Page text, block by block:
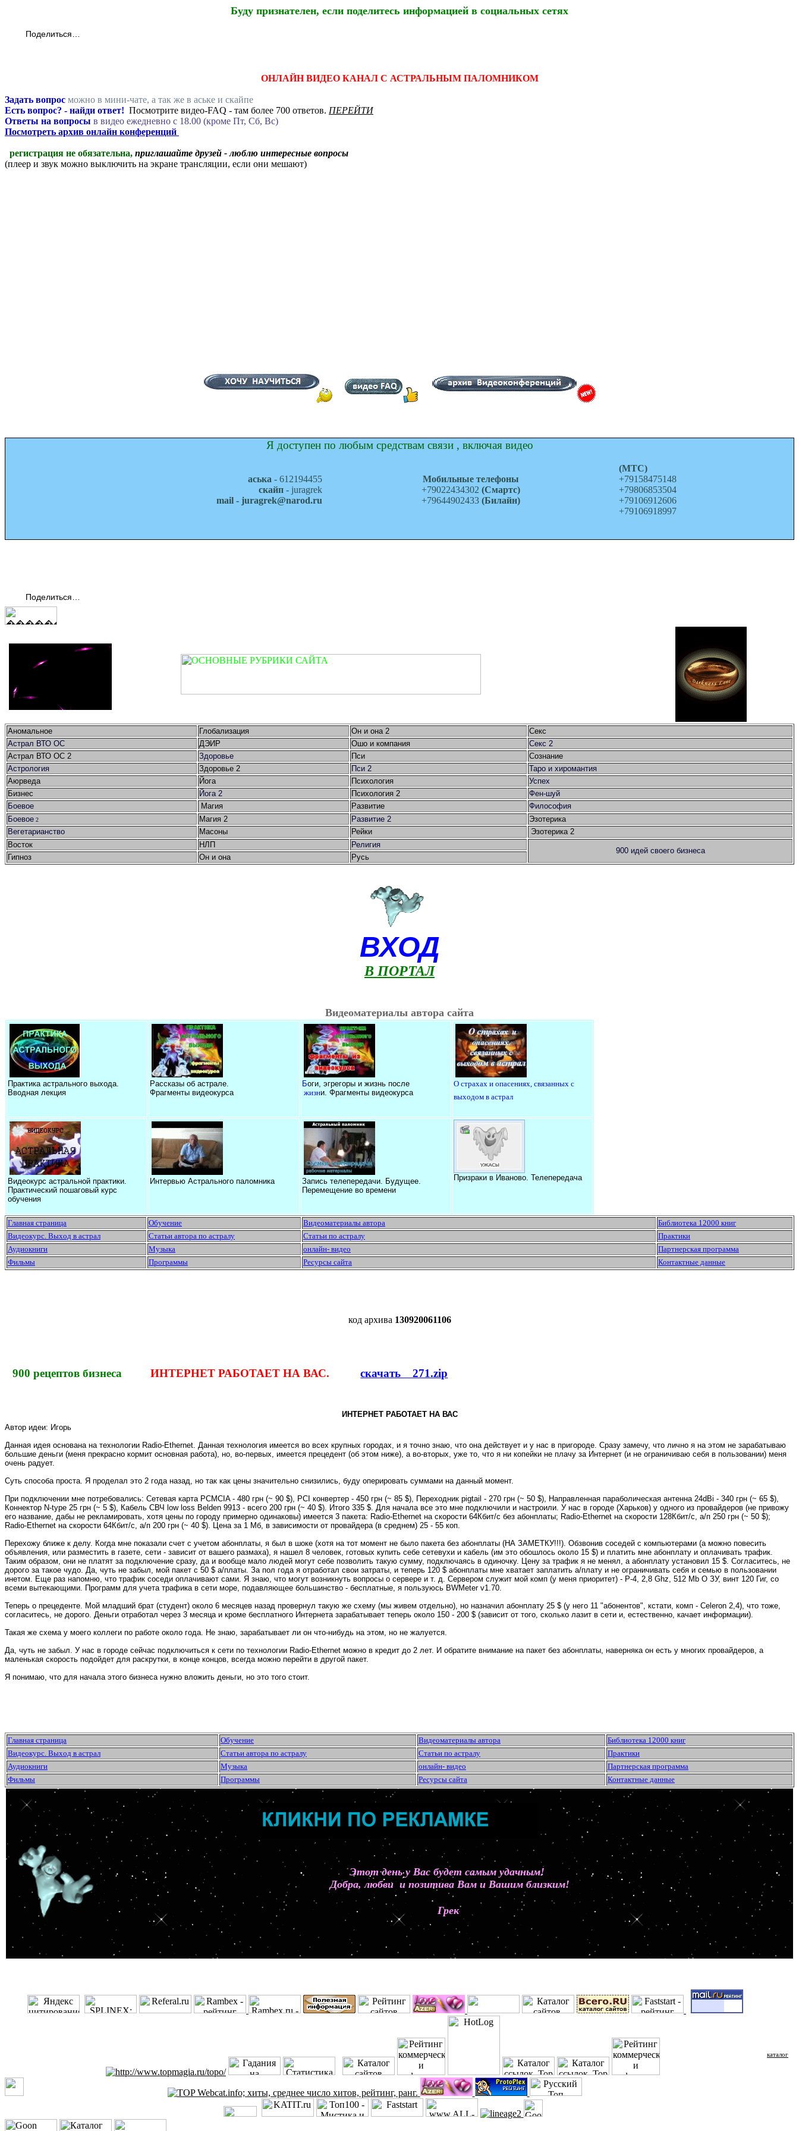
Буду признателен, если поделитесь информацией в социальных сетях
Поделиться…
ОНЛАЙН ВИДЕО КАНАЛ С АСТРАЛЬНЫМ ПАЛОМНИКОМ
Задать вопрос можно в мини-чате, а так же в аське и скайпе
Есть вопрос? - найди ответ! Посмотрите видео-FAQ - там более 700 ответов. ПЕРЕЙТИ
Ответы на вопросы в видео ежедневно c 18.00 (кроме Пт, Сб, Вс)
Посмотреть архив онлайн конференций
регистрация не обязательна, приглашайте друзей - люблю интересные вопросы
(плеер и звук можно выключить на экране трансляции, если они мешают)
Я доступен по любым средствам связи , включая видео
аська - 612194455
скайп - juragrek
mail - juragrek@narod.ru
Мобильные телефоны
+79022434302 (Смартс)
+79644902433(Билайн)
(МТС)
+79158475148
+79806853504
+79106912606
+79106918997
Поделиться…
Аномальное Глобализация Он и она 2
Секс
Астрал ВТО ОС
ДЭИР Ошо и компания
Секс 2
Астрал ВТО ОС 2
Здоровье Пси
Сознание
Астрология
Здоровье 2 Пси 2
Таро и хиромантия
Аюрведа
Йога Психология
Успех
Бизнес
Йога 2 Психология 2
Фен-шуй
Боевое
Магия Развитие
Философия
Боевое 2 Магия 2 Развитие 2
Эзотерика
Вегетарианство
Масоны Рейки
Эзотерика 2
Восток
НЛП Религия
900 идей своего бизнеса
Гипноз Он и она Русь
ВХОД
В ПОРТАЛ
Видеоматериалы автора сайта
Практика астрального выхода.
Вводная лекция
Рассказы об астрале.
Фрагменты видеокурса
Боги, эгрегоры и жизнь после
жизни. Фрагменты видеокурса
О страхах и опасениях, связанных с
выходом в астрал
Видеокурс астральной практики.
Практический пошаговый курс
обучения
Интервью Астрального паломника
Запись телепередачи. Будущее.
Перемещение во времени
Призраки в Иваново. Телепередача
Главная страница Обучение Видеоматериалы автора
Библиотека 12000 книг
Видеокурс. Выход в астрал
Статьи автора по астралу Статьи по астралу
Практики
Аудиокниги
Музыка онлайн- видео
Партнерская программа
Фильмы
Программы Ресурсы сайта Контактные данные
код архива 130920061106
900рецептов бизнеса ИНТЕРНЕТ РАБОТАЕТ НА ВАС. скачать 271.zip
ИНТЕРНЕТ РАБОТАЕТ НА ВАС
Автор идеи: Игорь
Данная идея основана на технологии Radio-Ethernet. Данная технология имеется во всех крупных городах, и я точно знаю, что она действует и у нас в пригороде. Сразу замечу, что лично я на этом не зарабатываю
большие деньги (меня прекрасно кормит основная работа), но, во-первых, имеется прецедент (об этом ниже), а во-вторых, уже то, что я ни копейки не плачу за Интернет (и не ограничиваю себя в пользовании) меня
очень радует.
Суть способа проста. Я проделал это 2 года назад, но так как цены значительно снизились, буду оперировать суммами на данный момент.
При подключении мне потребовались: Сетевая карта PCMCIA - 480 грн (~ 90 $), PCI конвертер - 450 грн (~ 85 $), Переходник pigtail - 270 грн (~ 50 $), Направленная параболическая антенна 24dBi - 340 грн (~ 65 $),
Коннектор N-type 25 грн (~ 5 $), Кабель СВЧ low loss Belden 9913 - всего 200 грн (~ 40 $). Итого 335 $. Для начала все это мне подключили и настроили. У нас в городе (Харьков) у одного из провайдеров (не привожу
его название, дабы не рекламировать, хотя цены по городу примерно одинаковы) имеется 3 пакета: Radio-Ethernet на скорости 64Кбит/с без абонплаты; Radio-Ethernet на скорости 128Кбит/с, а/п 250 грн (~ 50 $);
Radio-Ethernet на скорости 64Кбит/с, а/п 200 грн (~ 40 $). Цена за 1 Мб, в зависимости от провайдера (в среднем) 25 - 55 коп.
Перехожу ближе к делу. Когда мне показали счет с учетом абонплаты, я был в шоке (хотя на тот момент не было пакета без абонплаты (НА ЗАМЕТКУ!!!). Обзвонив соседей с компьютерами (а можно повесить
объявления, или разместить в газете, сети - зависит от вашего размаха), я нашел 8 человек, готовых купить себе сетевухи и кабель (им это обошлось около 15 $) и платить мне абонплату и оплачивать трафик.
Таким образом, они не платят за подключение сразу, да и вообще мало людей могут себе позволить такую сумму, подключаясь в одиночку. Цену за трафик я не менял, а абонплату установил 15 $. Согласитесь, не
дорого за такое чудо. Да, чуть не забыл, мой пакет с 50 $ а/платы. За пол года я отработал свои затраты, и теперь 120 $ абонплаты мне хватает заплатить а/плату и не ограничивать себя и семью в пользовании
инетом. Еще раз напомню, что трафик соседи оплачивают сами. Я знаю, что могут возникнуть вопросы о сервере и т. д. Сервером служит мой комп (у меня приоритет) - Р-4, 2,8 Ghz, 512 Mb О ЗУ, винт 120 Гиг, со
всеми вытекающими. Программ для учета трафика в сети море, подавляющее большинство - бесплатные, я пользуюсь BWMeter v1.70.
Теперь о прецеденте. Мой младший брат (студент) около 6 месяцев назад провернул такую же схему (мы живем отдельно), но назначил абонплату 25 $ (у него 11 "абонентов", кстати, комп - Celeron 2,4), что тоже,
согласитесь, не дорого. Деньги отработал через 3 месяца и кроме бесплатного Интернета зарабатывает теперь около 150 - 200 $ (зависит от того, сколько лазит в сети и, естественно, качает информации).
Такая же схема у моего коллеги по работе около года. Не знаю, зарабатывает ли он что-нибудь на этом, но не жалуется.
Да, чуть не забыл. У нас в городе сейчас подключиться к сети по технологии Radio-Ethernet можно в кредит до 2 лет. И обратите внимание на пакет без абонплаты, наверняка он есть у многих провайдеров, а
маленькая скорость подойдет для раскрутки, в конце концов, всегда можно перейти в другой пакет.
Я понимаю, что для начала этого бизнеса нужно вложить деньги, но это того стоит.
Главная страница Обучение Видеоматериалы автора
Библиотека 12000 книг
Видеокурс. Выход в астрал
Статьи автора по астралу Статьи по астралу
Практики
Аудиокниги
Музыка онлайн- видео
Партнерская программа
Фильмы
Программы Ресурсы сайта Контактные данные
Этот день у Вас будет самым удачным!
Добра, любви и позитива Вам и Вашим близким!
Грек
каталог